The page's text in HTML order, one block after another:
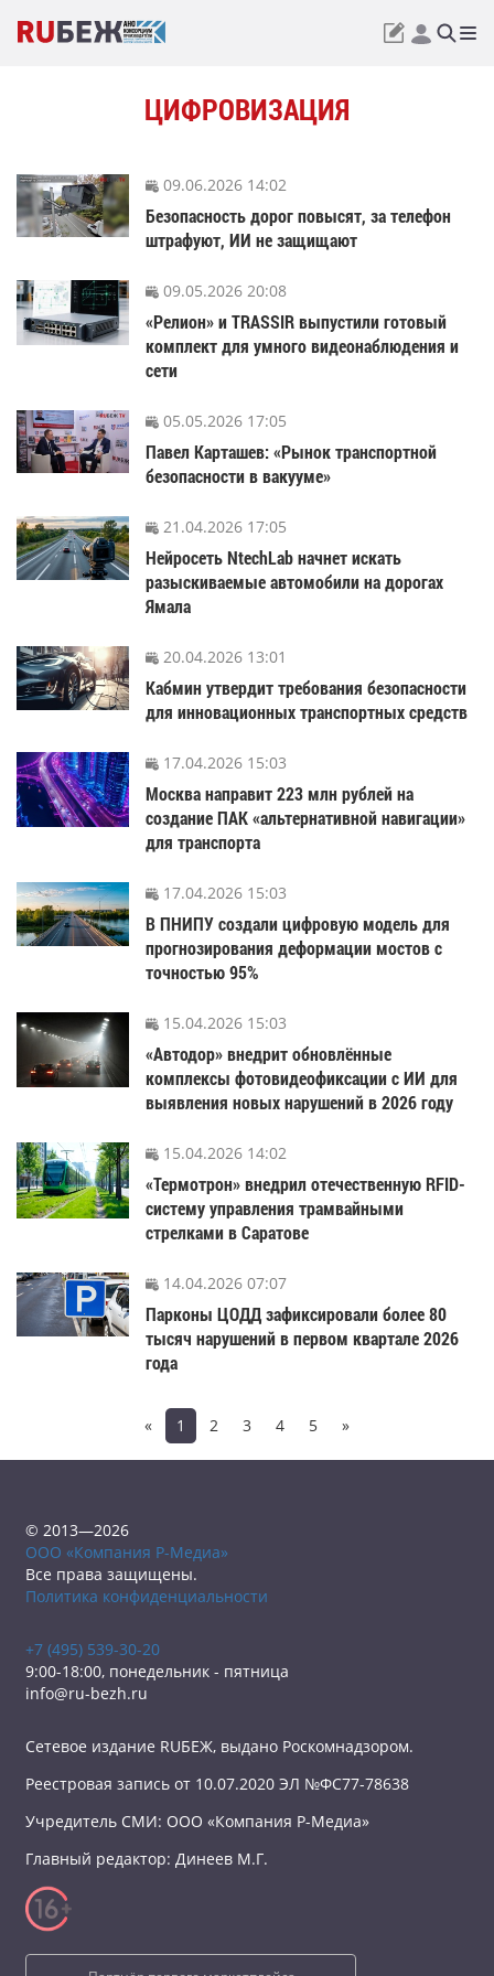
ЦИФРОВИЗАЦИЯ
09.06.2026 14:02
Безопасность дорог повысят, за телефон
штрафуют, ИИ не защищают
09.05.2026 20:08
«Релион» и TRASSIR выпустили готовый
комплект для умного видеонаблюдения и
сети
05.05.2026 17:05
Павел Карташев: «Рынок транспортной
безопасности в вакууме»
21.04.2026 17:05
Нейросеть NtechLab начнет искать
разыскиваемые автомобили на дорогах
Ямала
20.04.2026 13:01
Кабмин утвердит требования безопасности
для инновационных транспортных средств
17.04.2026 15:03
Москва направит 223 млн рублей на
создание ПАК «альтернативной навигации»
для транспорта
17.04.2026 15:03
В ПНИПУ создали цифровую модель для
прогнозирования деформации мостов с
точностью 95%
15.04.2026 15:03
«Автодор» внедрит обновлённые
комплексы фотовидеофиксации с ИИ для
выявления новых нарушений в 2026 году
15.04.2026 14:02
«Термотрон» внедрил отечественную RFID-
систему управления трамвайными
стрелками в Саратове
14.04.2026 07:07
Парконы ЦОДД зафиксировали более 80
тысяч нарушений в первом квартале 2026
года
« 1 2 3 4 5 »
© 2013—2026
ООО «Компания Р-Медиа»
Все права защищены.
Политика конфиденциальности
+7 (495) 539-30-20
9:00-18:00, понедельник - пятница
info@ru-bezh.ru
Сетевое издание RUБЕЖ, выдано Роскомнадзором.
Реестровая запись от 10.07.2020 ЭЛ №ФС77-78638
Учредитель СМИ: ООО «Компания Р-Медиа»
Главный редактор: Динеев М.Г.